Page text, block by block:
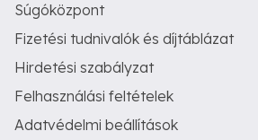
Súgóközpont
Fizetési tudnivalók és díjtáblázat
Hirdetési szabályzat
Felhasználási feltételek
Adatvédelmi beállítások